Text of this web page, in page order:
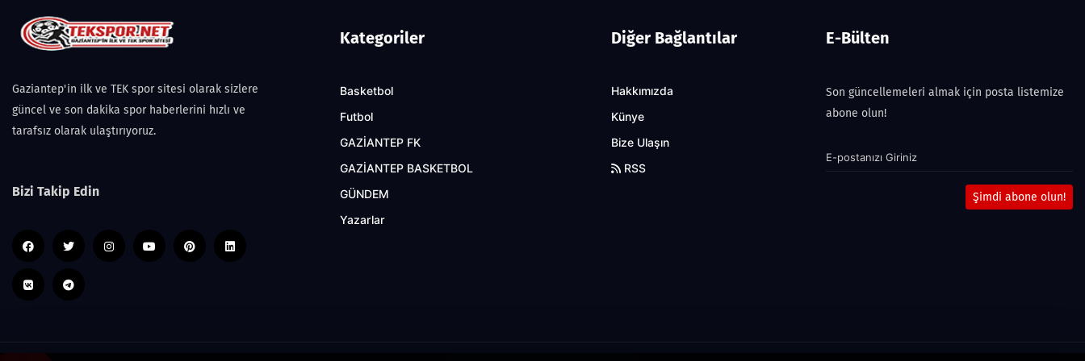
Gaziantep'in ilk ve TEK spor sitesi olarak sizlere
güncel ve son dakika spor haberlerini hızlı ve
tarafsız olarak ulaştırıyoruz.
Bizi Takip Edin
Kategoriler
Basketbol
Futbol
GAZİANTEP FK
GAZİANTEP BASKETBOL
GÜNDEM
Yazarlar
Diğer Bağlantılar
Hakkımızda
Künye
Bize Ulaşın
RSS
E-Bülten
Son güncellemeleri almak için posta listemize
abone olun!
Şimdi abone olun!